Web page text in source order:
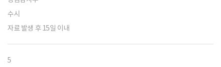
수시
자료 발생 후 15일 이내
5